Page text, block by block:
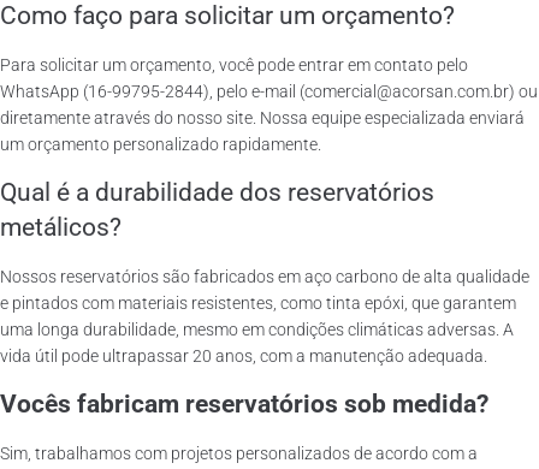
Como faço para solicitar um orçamento?
Para solicitar um orçamento, você pode entrar em contato pelo
WhatsApp (16-99795-2844), pelo e-mail (comercial@acorsan.com.br) ou
diretamente através do nosso site. Nossa equipe especializada enviará
um orçamento personalizado rapidamente.
Qual é a durabilidade dos reservatórios
metálicos?
Nossos reservatórios são fabricados em aço carbono de alta qualidade
e pintados com materiais resistentes, como tinta epóxi, que garantem
uma longa durabilidade, mesmo em condições climáticas adversas. A
vida útil pode ultrapassar 20 anos, com a manutenção adequada.
Vocês fabricam reservatórios sob medida?
Sim, trabalhamos com projetos personalizados de acordo com a